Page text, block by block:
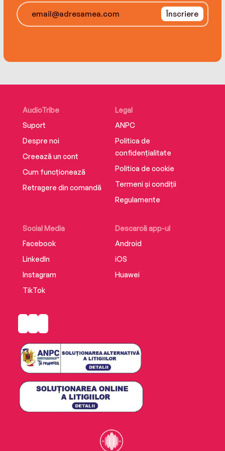
generous Michel catches her eye. He shows
Odel how good it can feel to fall in love, but will
Înscriere
AudioTribe
Suport
Despre noi
Creează un cont
Cum funcționează
Retragere din comandă
Social Media
Facebook
LinkedIn
Instagram
TikTok
Descarcă app-ul
Android
iOS
Huawei
Legal
ANPC
Politica de
confidențialitate
Politica de cookie
Termeni și condiții
Regulamente